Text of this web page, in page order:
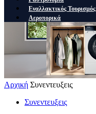
Εναλλακτικός Τουρισμός
Αεροπορικά
Αρχική Συνεντευξεις
Συνεντευξεις